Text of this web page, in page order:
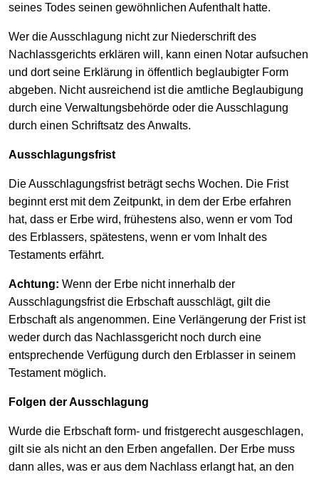
seines Todes seinen gewöhnlichen Aufenthalt hatte.
Wer die Ausschlagung nicht zur Niederschrift des
Nachlassgerichts erklären will, kann einen Notar aufsuchen
und dort seine Erklärung in öffentlich beglaubigter Form
abgeben. Nicht ausreichend ist die amtliche Beglaubigung
durch eine Verwaltungsbehörde oder die Ausschlagung
durch einen Schriftsatz des Anwalts.
Ausschlagungsfrist
Die Ausschlagungsfrist beträgt sechs Wochen. Die Frist
beginnt erst mit dem Zeitpunkt, in dem der Erbe erfahren
hat, dass er Erbe wird, frühestens also, wenn er vom Tod
des Erblassers, spätestens, wenn er vom Inhalt des
Testaments erfährt.
Achtung: Wenn der Erbe nicht innerhalb der
Ausschlagungsfrist die Erbschaft ausschlägt, gilt die
Erbschaft als angenommen. Eine Verlängerung der Frist ist
weder durch das Nachlassgericht noch durch eine
entsprechende Verfügung durch den Erblasser in seinem
Testament möglich.
Folgen der Ausschlagung
Wurde die Erbschaft form- und fristgerecht ausgeschlagen,
gilt sie als nicht an den Erben angefallen. Der Erbe muss
dann alles, was er aus dem Nachlass erlangt hat, an den